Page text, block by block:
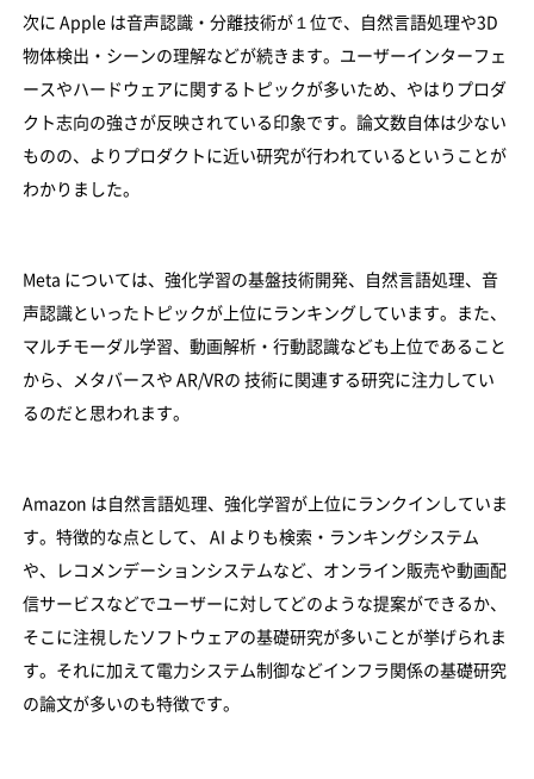
次に Apple は音声認識・分離技術が１位で、自然言語処理や3D
物体検出・シーンの理解などが続きます。ユーザーインターフェ
ースやハードウェアに関するトピックが多いため、やはりプロダ
クト志向の強さが反映されている印象です。論文数自体は少ない
ものの、よりプロダクトに近い研究が行われているということが
わかりました。
Meta については、強化学習の基盤技術開発、自然言語処理、音
声認識といったトピックが上位にランキングしています。また、
マルチモーダル学習、動画解析・行動認識なども上位であること
から、メタバースや AR/VRの 技術に関連する研究に注力してい
るのだと思われます。
Amazon は自然言語処理、強化学習が上位にランクインしていま
す。特徴的な点として、 AI よりも検索・ランキングシステム
や、レコメンデーションシステムなど、オンライン販売や動画配
信サービスなどでユーザーに対してどのような提案ができるか、
そこに注視したソフトウェアの基礎研究が多いことが挙げられま
す。それに加えて電力システム制御などインフラ関係の基礎研究
の論文が多いのも特徴です。